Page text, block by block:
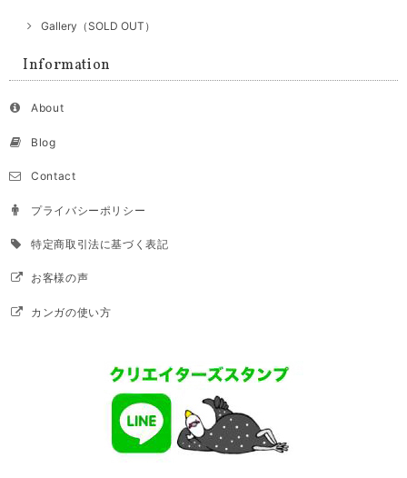
Gallery（SOLD OUT）
Information
About
Blog
Contact
プライバシーポリシー
特定商取引法に基づく表記
お客様の声
カンガの使い方